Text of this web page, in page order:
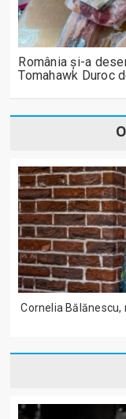
România și-a
Tomahawk Duroc
Cornelia